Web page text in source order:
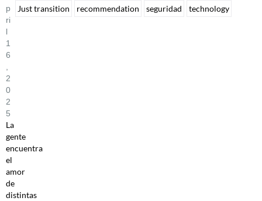
P
Ri
L
1
6
2
0
2
5
La
gente
encuentra
el
amor
de
distintas
Just transition recommendation seguridad technology